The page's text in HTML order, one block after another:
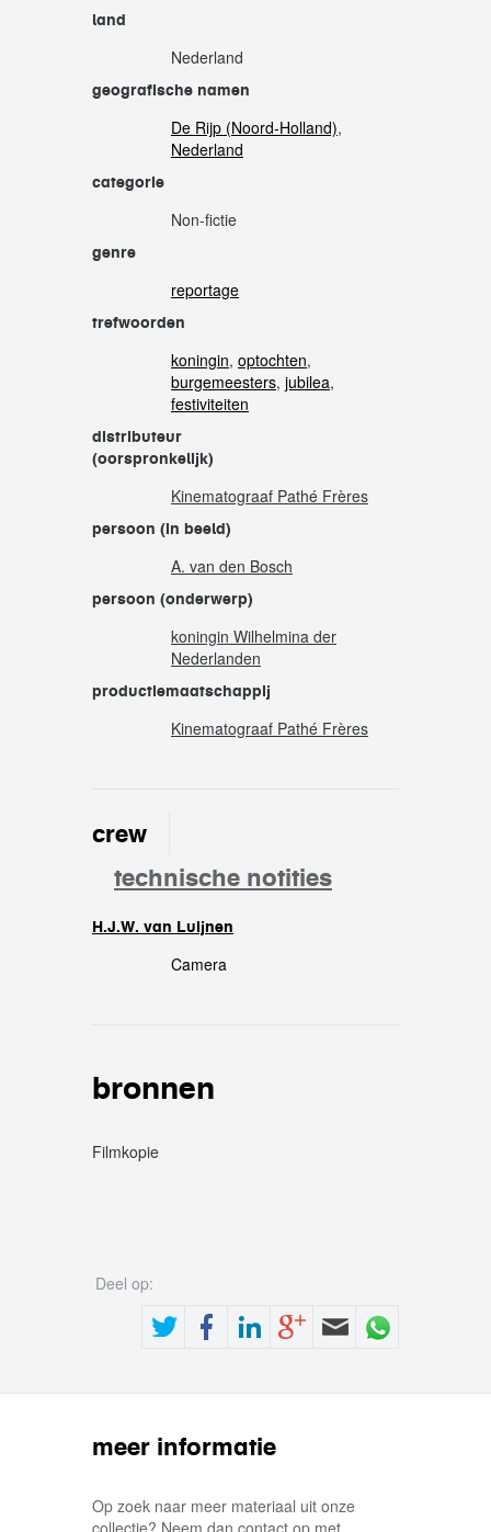
land
Nederland
geografische namen
De Rijp (Noord-Holland),
Nederland
categorie
Non-fictie
genre
reportage
trefwoorden
koningin, optochten,
burgemeesters, jubilea,
festiviteiten
distributeur
(oorspronkelijk)
Kinematograaf Pathé Frères
persoon (in beeld)
A. van den Bosch
persoon (onderwerp)
koningin Wilhelmina der
Nederlanden
productiemaatschappij
Kinematograaf Pathé Frères
crew
technische notities
H.J.W. van Luijnen
Camera
bronnen
Filmkopie
Deel op:
meer informatie
Op zoek naar meer materiaal uit onze
collectie? Neem dan contact op met